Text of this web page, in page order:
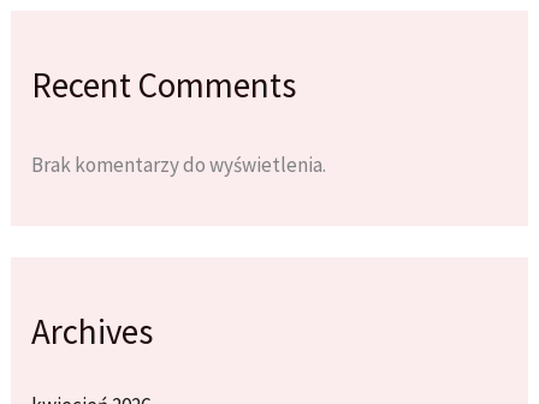
Recent Comments
Brak komentarzy do wyświetlenia.
Archives